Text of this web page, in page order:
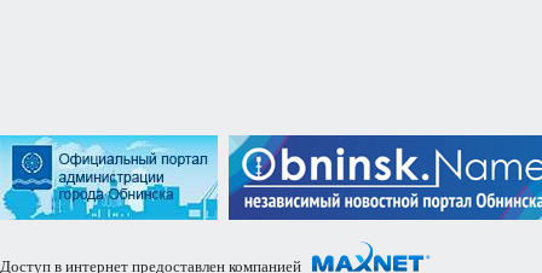
Доступ в интернет предоставлен компанией